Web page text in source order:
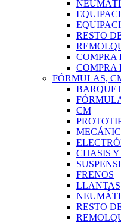
RESTO
COMPRA
COMPRA
FÓRMULAS,
CM
CHASIS
FRENOS
LLANTAS
RESTO